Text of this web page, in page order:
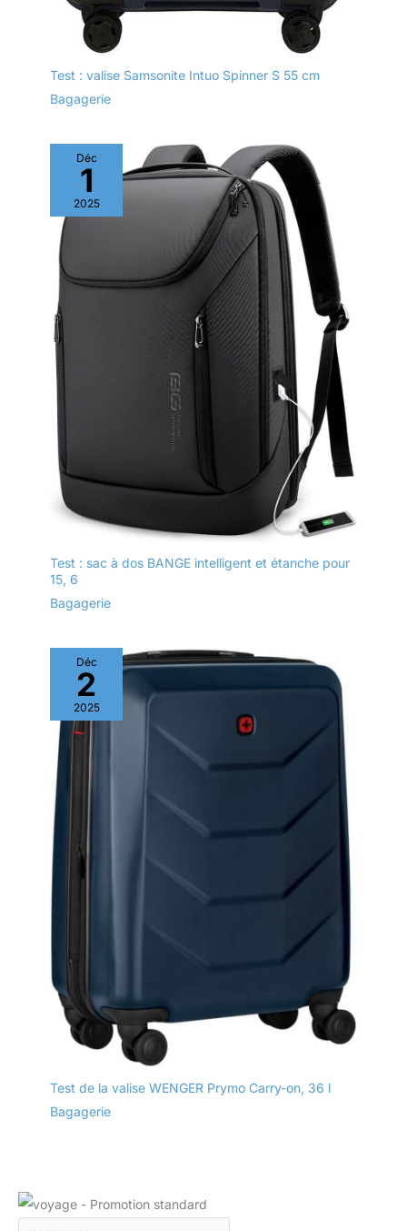
Test : valise Samsonite Intuo Spinner S 55 cm
Bagagerie
Déc
1
2025
Test : sac à dos BANGE intelligent et étanche pour
15, 6
Bagagerie
Déc
2
2025
Test de la valise WENGER Prymo Carry-on, 36 l
Bagagerie